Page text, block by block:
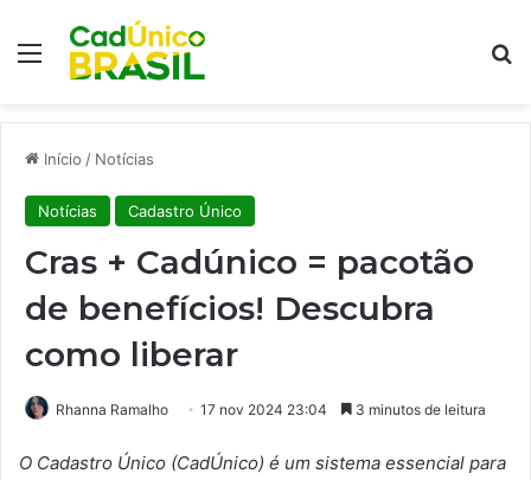
Menu
Início / Notícias
Notícias Cadastro Único
Cras + Cadúnico = pacotão
de benefícios! Descubra
como liberar
Rhanna Ramalho 17 nov 2024 23:04 3 minutos de leitura
O Cadastro Único (CadÚnico) é um sistema essencial para